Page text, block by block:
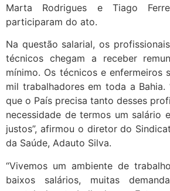
Marta Rodrigues e Tiago
participaram do ato.
Na questão salarial, os
técnicos chegam a receber
mínimo. Os técnicos e enfermeiros
mil trabalhadores em toda a Bahia.
que o País precisa tanto desses
necessidade de termos um salário
justos”, afirmou o diretor do
da Saúde, Adauto Silva.
“Vivemos um ambiente de
baixos salários, muitas